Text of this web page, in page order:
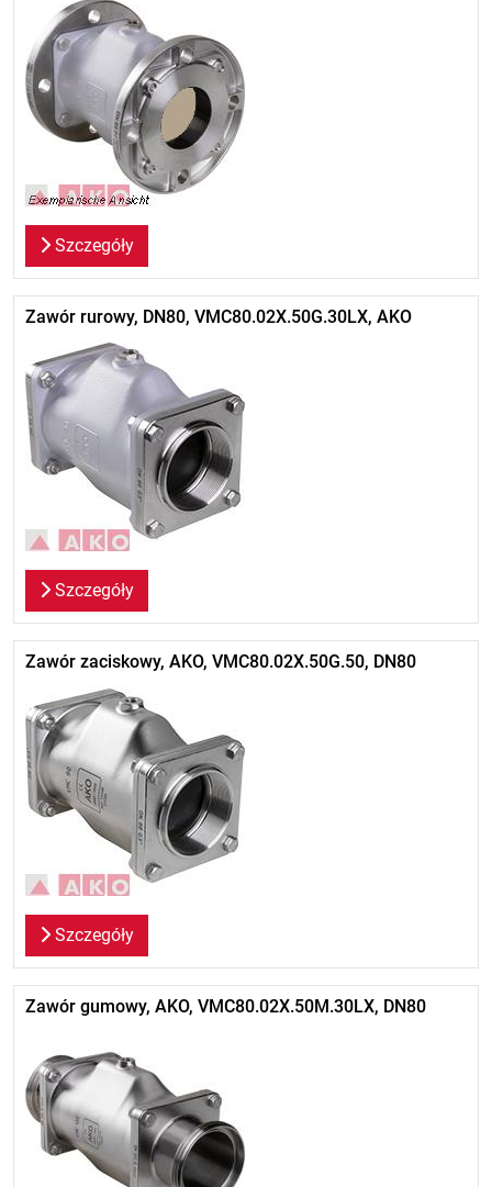
Szczegóły
Zawór rurowy, DN80, VMC80.02X.50G.30LX, AKO
Szczegóły
Zawór zaciskowy, AKO, VMC80.02X.50G.50, DN80
Szczegóły
Zawór gumowy, AKO, VMC80.02X.50M.30LX, DN80